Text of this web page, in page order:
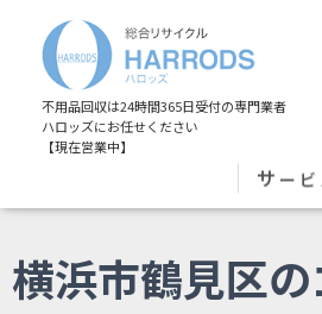
不用品回収は24時間365日受付の専門業者
ハロッズにお任せください
【現在営業中】
サ ー
横浜市鶴見区